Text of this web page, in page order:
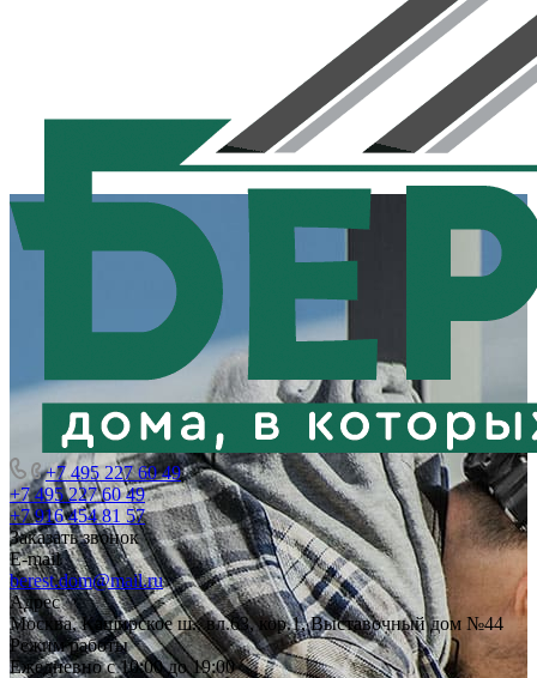
+7 495 227 60 49
+7 495 227 60 49
+7 916 454 81 57
Заказать звонок
E-mail
berest.dom@mail.ru
Адрес
Москва, Каширское ш., вл.63, кор.1, Выставочный дом №44
Режим работы
Ежедневно с 10:00 до 19:00